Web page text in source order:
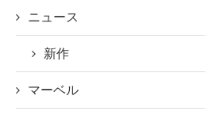
ニュース
新作
マーベル